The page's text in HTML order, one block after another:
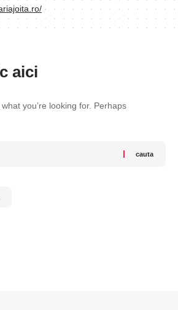
aici
what you’re looking for. Perhaps